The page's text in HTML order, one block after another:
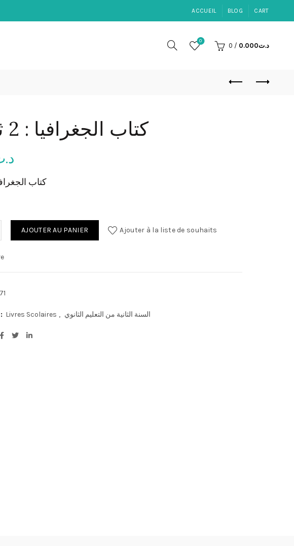
ACCUEIL BLOG CART
0
0 / د.ت0.000
كتاب الجغرافيا : 2 ثانوي
كتاب الجغرافيا : 3
AJOUTER AU PANIER Ajouter à la liste de souhaits
Livres Scolaires , السنة الثانية من التعليم الثانوي